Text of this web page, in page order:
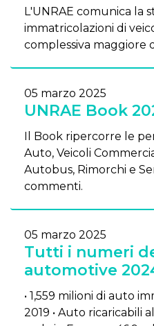
L'UNRAE comunica la
immatricolazioni di
complessiva maggiore
05 marzo 2025
UNRAE Book
Il Book ripercorre le
Auto, Veicoli
Autobus, Rimorchi e
commenti.
05 marzo 2025
Tutti i numeri
automotive
• 1,559 milioni di auto
2019 • Auto ricaricabili